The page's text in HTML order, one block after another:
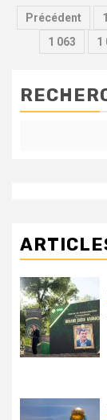
des
Précédent 1
1 063
1